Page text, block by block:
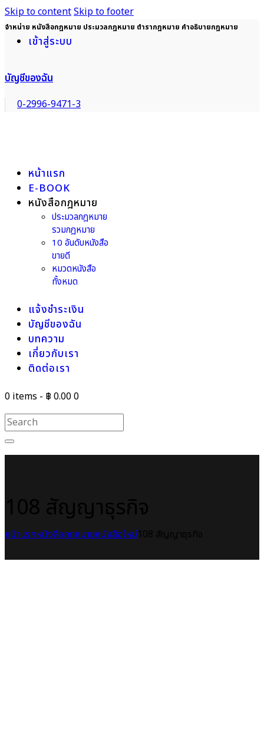
Skip to contentSkip to footer
จำหน่าย หนังสือกฎหมาย ประมวลกฎหมาย ตำรากฎหมาย คำอธิบายกฎหมาย
เข้าสู่ระบบ
บัญชีของฉัน
0-2996-9471-3
หน้าแรก
E-BOOK
หนังสือกฎหมาย
ประมวลกฎหมาย
รวมกฎหมาย
10 อันดับหนังสือ
ขายดี
หมวดหนังสือ
ทั้งหมด
แจ้งชำระเงิน
บัญชีของฉัน
บทความ
เกี่ยวกับเรา
ติดต่อเรา
0 items - ฿ 0.000
หน้าแรกหนังสือกฎหมายหนังสือใหม่